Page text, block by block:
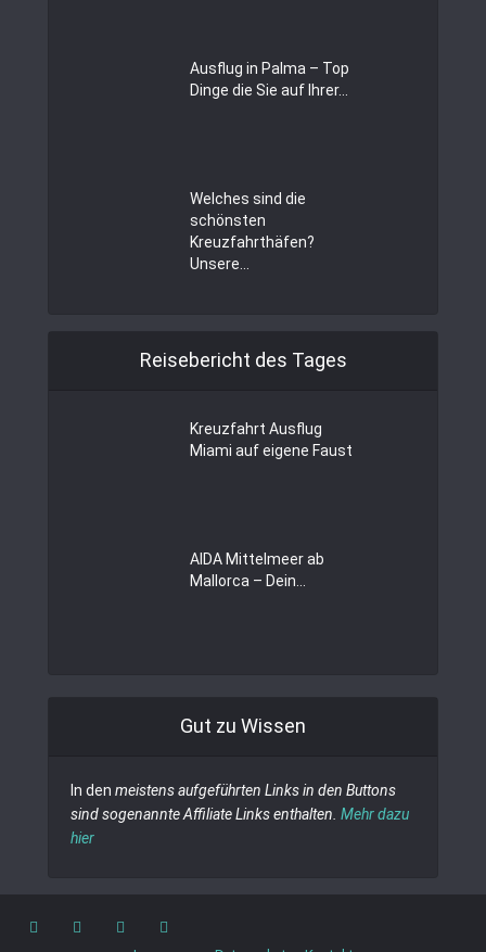
Ausflug in Palma – Top
Dinge die Sie auf Ihrer...
Welches sind die
schönsten
Kreuzfahrthäfen?
Unsere...
Reisebericht des Tages
Kreuzfahrt Ausflug
Miami auf eigene Faust
AIDA Mittelmeer ab
Mallorca – Dein...
Gut zu Wissen
In den meistens aufgeführten Links in den Buttons
sind sogenannte Affiliate Links enthalten. Mehr dazu
hier